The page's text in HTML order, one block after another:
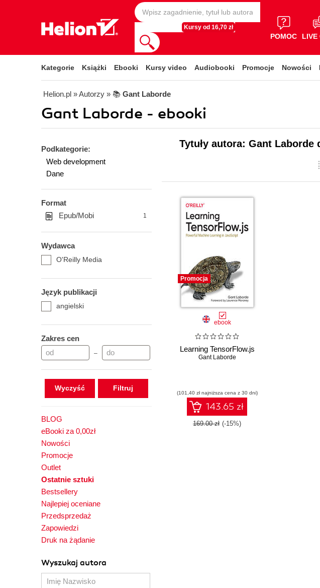
Kursy od 16,70 zł
POMOC LIVE
Kategorie Książki Ebooki Kursy video Audiobooki Promocje Nowości
Helion.pl » Autorzy » 📚 Gant Laborde
Gant Laborde - ebooki
Podkategorie:
Web development
Dane
Format
Epub/Mobi
1
Wydawca
O'Reilly Media
Język publikacji
angielski
Zakres cen
–
Wyczyść
BLOG
eBooki za 0,00zł
Nowości
Promocje
Outlet
Ostatnie sztuki
Bestsellery
Najlepiej oceniane
Przedsprzedaż
Zapowiedzi
Druk na żądanie
Wyszukaj autora
Tytuły autora: Gant
Promocja
ebook
Learning TensorFlow.js
Gant Laborde
(101,40 zł najniższa cena z 30 dni)
143.65 zł
169.00 zł (-15%)